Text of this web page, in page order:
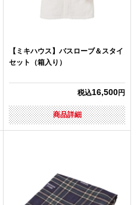
【ミキハウス】バスローブ＆スタイ
セット（箱入り）
税込16,500円
商品詳細